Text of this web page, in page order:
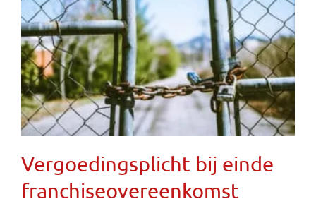
Vergoedingsplicht bij einde
franchiseovereenkomst